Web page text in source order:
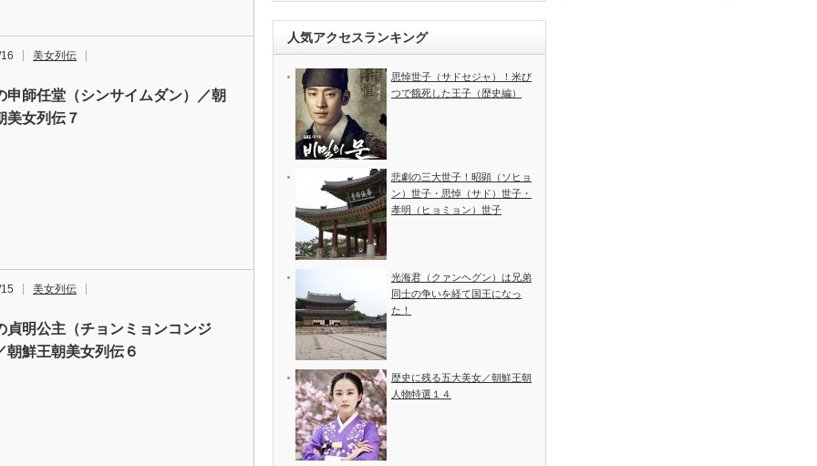
美女列伝
申師任堂（シンサイムダン）／朝
美女列伝７
美女列伝
貞明公主（チョンミョンコンジ
朝鮮王朝美女列伝６
人気アクセスランキング
思悼世子（サドセジャ）！米び
つで餓死した王子（歴史編）
悲劇の三大世子！昭顕（ソヒョ
ン）世子・思悼（サド）世子・
孝明（ヒョミョン）世子
光海君（クァンヘグン）は兄弟
同士の争いを経て国王になっ
た！
歴史に残る五大美女／朝鮮王朝
人物特選１４